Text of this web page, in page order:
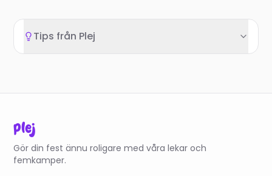
Tips från Plej
plej
Gör din fest ännu roligare med våra lekar och
femkamper.